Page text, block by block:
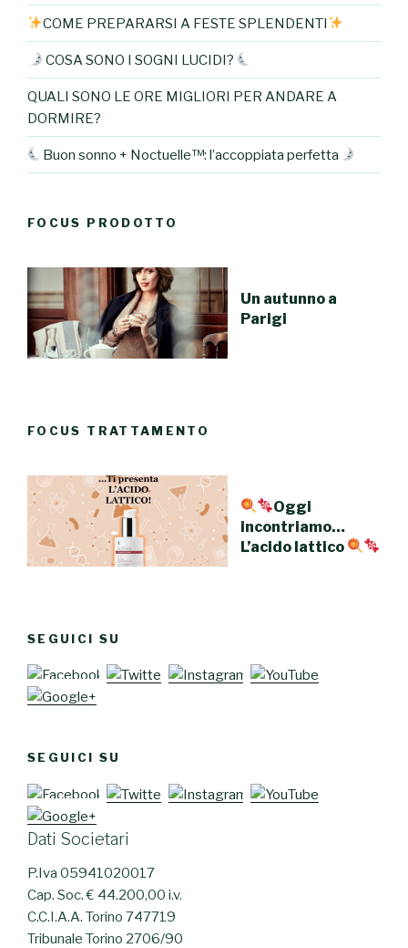
COME PREPARARSI A FESTE SPLENDENTI
COSA SONO I SOGNI LUCIDI?
QUALI SONO LE ORE MIGLIORI PER ANDARE A
DORMIRE?
Buon sonno + Noctuelle™: l’accoppiata perfetta
FOCUS PRODOTTO
Un autunno a
Parigi
FOCUS TRATTAMENTO
Oggi
incontriamo…
L’acido lattico
SEGUICI SU
SEGUICI SU
Dati Societari
P.Iva 05941020017
Cap. Soc. € 44.200,00 i.v.
C.C.I.A.A. Torino 747719
Tribunale Torino 2706/90